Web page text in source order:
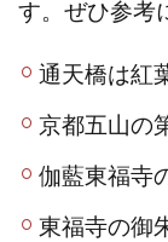
す。ぜひ参考
通天橋は紅
京都五山の
伽藍東福寺
東福寺の御